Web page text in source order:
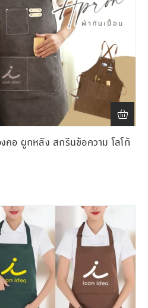
คอ ผูกหลัง สกรีนข้อความ โลโก้